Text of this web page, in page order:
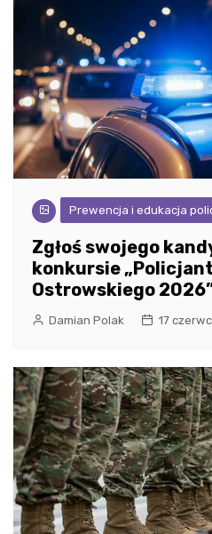
Prewencja i edukacja
Zgłoś swojego
konkursie
Ostrowskiego
Damian Polak 17